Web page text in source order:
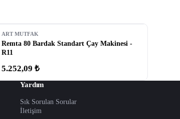
ART MUTFAK
Remta 80 Bardak Standart Çay Makinesi -
R11
5.252,09 ₺
Yardım
Sık Sorulan Sorular
İletişim